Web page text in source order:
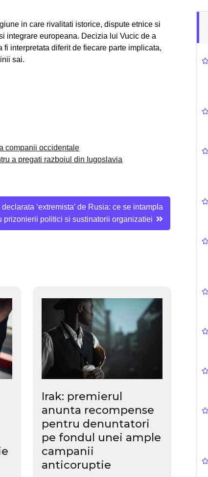
in care rivalitati istorice, dispute etnice si
integrare europeana. Decizia lui Vucic de a
interpretata diferit de fiecare parte implicata,
sai.
companii occidentale
a pregati razboiul din Iugoslavia
‘extremista’ de Rusia: ce se intampla
prizonierii politici si sustinatorii organizatiei
Irak: premierul
anunta recompense
pentru denuntatori
pe fondul unei ample
campanii
anticoruptie